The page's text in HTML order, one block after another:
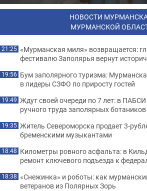
НОВОСТИ
МУРМАНСКОЙ
21:25 «Мурманская миля» возвращается:
фестивалю Заполярья вернут
19:56 Бум заполярного туризма:
в лидеры СЗФО по приросту гостей
19:49 Ждут своей очереди по 7 лет: в
ручного труда заполярных ботаников
19:35 Житель Североморска продает 3-
бременскими музыкантами
18:48 Километры ровного асфальта: в
ремонт ключевого подъезда к
18:38 «Снежинка» и роботы: как
ветеранов из Полярных Зорь